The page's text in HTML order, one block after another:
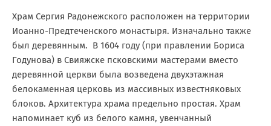
Храм Сергия Радонежского расположен на территории
Иоанно-Предтеченского монастыря. Изначально также
был деревянным. В 1604 году (при правлении Бориса
Годунова) в Свияжске псковскими мастерами вместо
деревянной церкви была возведена двухэтажная
белокаменная церковь из массивных известняковых
блоков. Архитектура храма предельно простая. Храм
напоминает куб из белого камня, увенчанный